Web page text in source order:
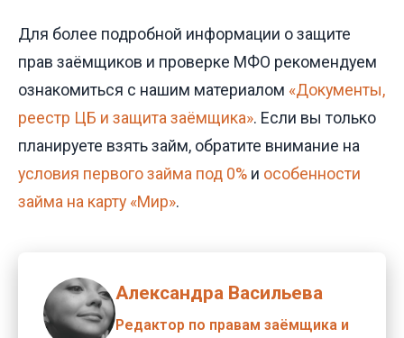
Для более подробной информации о защите
прав заёмщиков и проверке МФО рекомендуем
ознакомиться с нашим материалом «Документы,
реестр ЦБ и защита заёмщика». Если вы только
планируете взять займ, обратите внимание на
условия первого займа под 0% и особенности
займа на карту «Мир».
Александра Васильева
Редактор по правам заёмщика и